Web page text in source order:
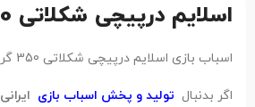
اسلایم درپیچی شکلاتی 350 گرمی بازیکسو
اسباب بازی اسلایم درپیچی شکلاتی 350 گرمی بازیکسو با بسته بندی سطلی ، از دید کارشناسان تابان تویز در رده کیفی محصولات
اگر بدنبال تولید و پخش اسباب بازی ایرانی